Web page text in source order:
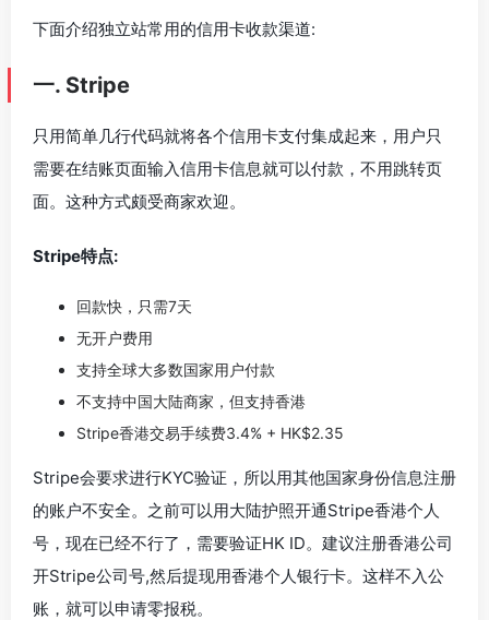
下面介绍独立站常用的信用卡收款渠道:
一. Stripe
只用简单几行代码就将各个信用卡支付集成起来，用户只
需要在结账页面输入信用卡信息就可以付款，不用跳转页
面。这种方式颇受商家欢迎。
Stripe特点:
回款快，只需7天
无开户费用
支持全球大多数国家用户付款
不支持中国大陆商家，但支持香港
Stripe香港交易手续费3.4% + HK$2.35
Stripe会要求进行KYC验证，所以用其他国家身份信息注册
的账户不安全。之前可以用大陆护照开通Stripe香港个人
号，现在已经不行了，需要验证HK ID。建议注册香港公司
开Stripe公司号,然后提现用香港个人银行卡。这样不入公
账，就可以申请零报税。